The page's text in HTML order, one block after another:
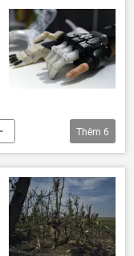
Thêm 6